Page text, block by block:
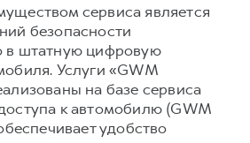
сервиса является
безопасности
в штатную цифровую
Услуги «GWM
на базе сервиса
к автомобилю (GWM
удобство